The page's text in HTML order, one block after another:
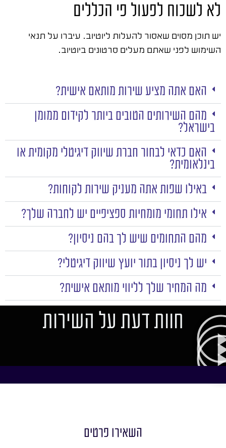
לא לשכוח לפעול פי הכללים
יש תוכן מסוים שאסור להעלות ליוטיוב. עיברו על תנאי
השימוש לפני שאתם מעלים סרטונים ביוטיוב.
האם אתה מציע שירות מותאם אישית?
מהם השירותים הטובים ביותר לקידום ממומן
בישראל?
האם כדאי לבחור חברת שיווק דיגיטלי מקומית או
בינלאומית?
באילו שפות אתה מעניק שירות לקוחות?
אילו תחומי מומחיות ספציפיים יש לחברה שלך?
מהם התחומים שיש לך בהם ניסיון?
יש לך ניסיון בתור יועץ שיווק דיגיטלי?
מה המחיר שלך לליווי מותאם אישית?
חוות דעת על השירות
השאירו פרטים